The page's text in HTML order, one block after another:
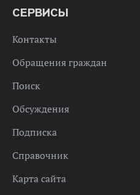
СЕРВИСЫ
Контакты
Обращения граждан
Поиск
Обсуждения
Подписка
Справочник
Карта сайта